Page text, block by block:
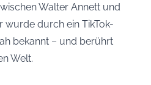
Walter Annett und
wurde durch ein TikTok-
bekannt – und berührt
Welt.